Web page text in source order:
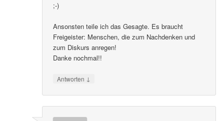
;-)
Ansonsten teile ich das Gesagte. Es braucht
Freigeister: Menschen, die zum Nachdenken und
zum Diskurs anregen!
Danke nochmal!!
Antworten ↓